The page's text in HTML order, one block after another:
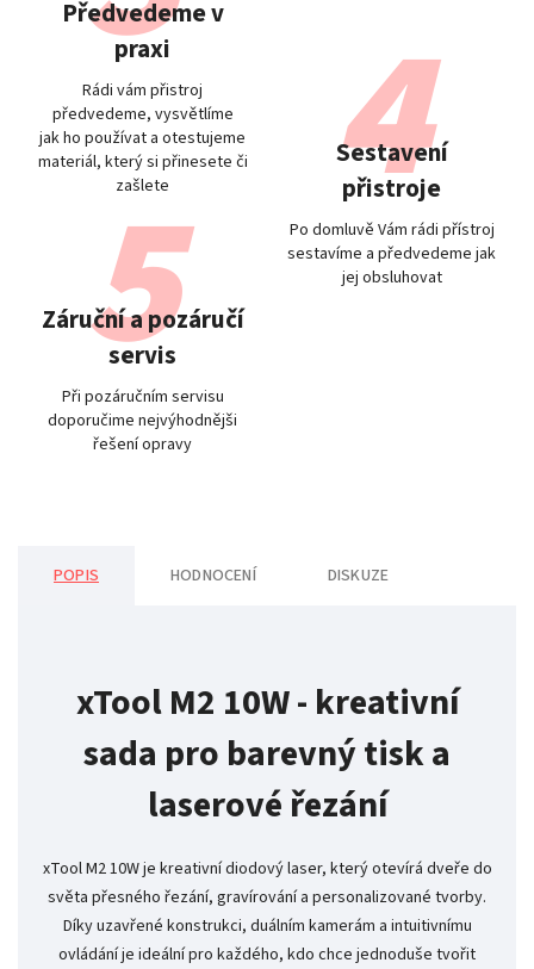
Předvedeme v
praxi
Rádi vám přistroj
předvedeme, vysvětlíme
jak ho používat a otestujeme
materiál, který si přinesete či
zašlete
Sestavení
přistroje
Po domluvě Vám rádi přístroj
sestavíme a předvedeme jak
jej obsluhovat
Záruční a pozáručí
servis
Při pozáručním servisu
doporučime nejvýhodnějši
řešení opravy
POPIS HODNOCENÍ DISKUZE
xTool M2 10W - kreativní
sada pro barevný tisk a
laserové řezání
xTool M2 10W je kreativní diodový laser, který otevírá dveře do
světa přesného řezání, gravírování a personalizované tvorby.
Díky uzavřené konstrukci, duálním kamerám a intuitivnímu
ovládání je ideální pro každého, kdo chce jednoduše tvořit